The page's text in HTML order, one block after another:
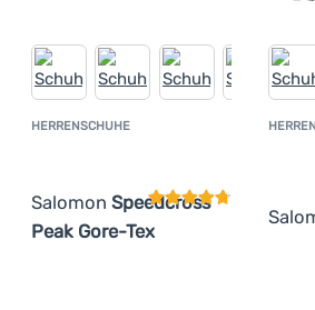
HERRENSCHUHE
Salomon Speedcross
Peak Gore-Tex
Kundenbewertung